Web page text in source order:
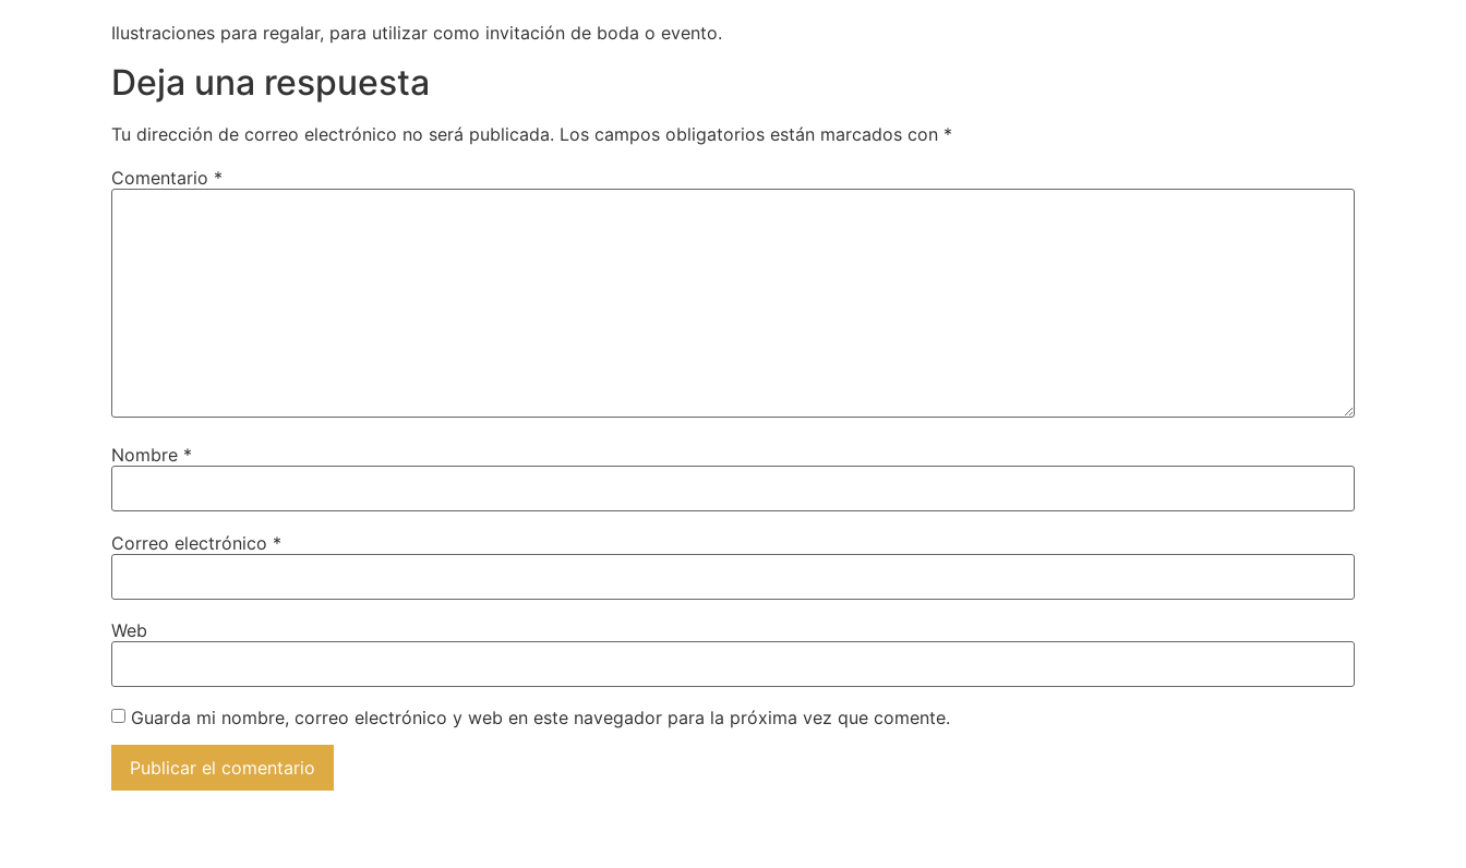
Ilustraciones para regalar, para utilizar como invitación de boda o evento.
Deja una respuesta
Tu dirección de correo electrónico no será publicada. Los campos obligatorios están marcados con *
Comentario *
Nombre *
Correo electrónico *
Web
Guarda mi nombre, correo electrónico y web en este navegador para la próxima vez que comente.